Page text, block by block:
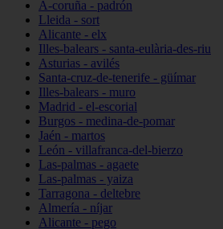
A-coruña - padrón
Lleida - sort
Alicante - elx
Illes-balears - santa-eulària-des-riu
Asturias - avilés
Santa-cruz-de-tenerife - güímar
Illes-balears - muro
Madrid - el-escorial
Burgos - medina-de-pomar
Jaén - martos
León - villafranca-del-bierzo
Las-palmas - agaete
Las-palmas - yaiza
Tarragona - deltebre
Almería - níjar
Alicante - pego